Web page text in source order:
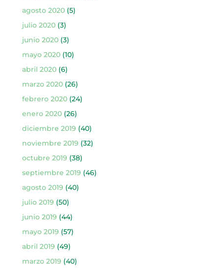
agosto 2020(5)
julio 2020(3)
junio 2020(3)
mayo 2020(10)
abril 2020(6)
marzo 2020(26)
febrero 2020(24)
enero 2020(26)
diciembre 2019 (40)
noviembre 2019 (32)
octubre 2019 (38)
septiembre 2019 (46)
agosto 2019 (40)
julio 2019 (50)
junio 2019 (44)
mayo 2019 (57)
abril 2019 (49)
marzo 2019 (40)